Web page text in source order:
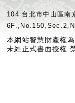
104 台北市中山區
本網站智慧財產權
未經正式書面授權